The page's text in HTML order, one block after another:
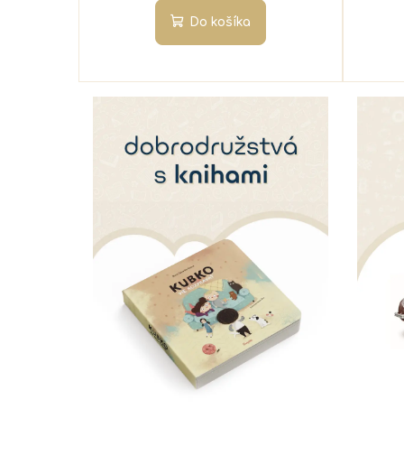
Do košíka